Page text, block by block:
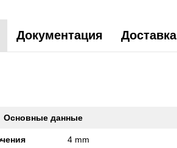
Документация Доставка
Основные данные
4 mm